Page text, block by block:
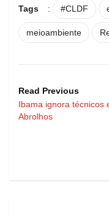
Tags : #CLDF
meioambiente
Read Previous
Ibama ignora técnicos
Abrolhos